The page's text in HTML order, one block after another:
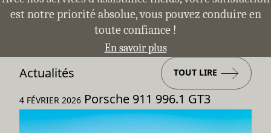
est notre priorité absolue, vous pouvez conduire en
toute confiance !
En savoir plus
Actualités TOUT LIRE
4 FÉVRIER 2026 Porsche 911 996.1 GT3